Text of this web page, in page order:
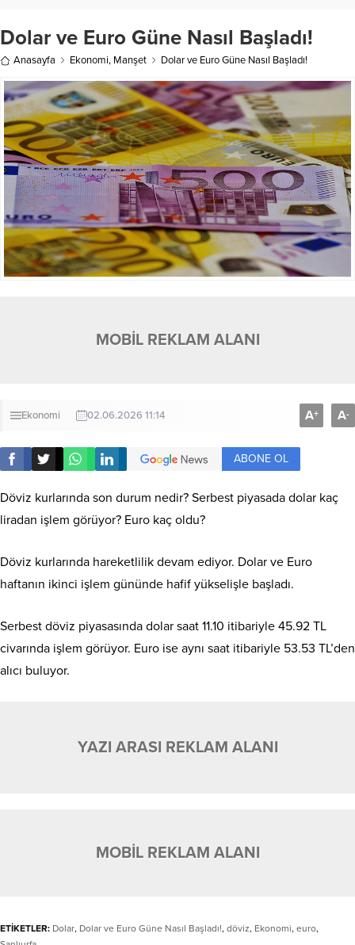
Dolar ve Euro Güne Nasıl Başladı!
Anasayfa Ekonomi, Manşet Dolar ve Euro Güne Nasıl Başladı!
MOBİL REKLAM ALANI
Ekonomi 02.06.2026 11:14 A+ A-
ABONE OL
Döviz kurlarında son durum nedir? Serbest piyasada dolar kaç
liradan işlem görüyor? Euro kaç oldu?
Döviz kurlarında hareketlilik devam ediyor. Dolar ve Euro
haftanın ikinci işlem gününde hafif yükselişle başladı.
Serbest döviz piyasasında dolar saat 11.10 itibariyle 45.92 TL
civarında işlem görüyor. Euro ise aynı saat itibariyle 53.53 TL’den
alıcı buluyor.
YAZI ARASI REKLAM ALANI
MOBİL REKLAM ALANI
ETİKETLER: Dolar, Dolar ve Euro Güne Nasıl Başladı!, döviz, Ekonomi, euro,